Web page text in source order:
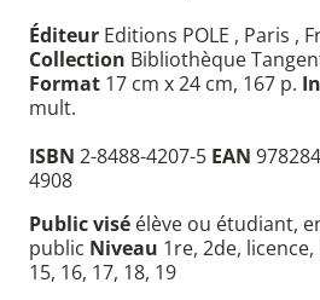
Éditeur Editions POLE , Paris ,
Collection Bibliothèque
Format 17 cm x 24 cm, 167 p.
mult.
ISBN 2-8488-4207-5 EAN
4908
Public visé élève ou étudiant,
public Niveau 1re, 2de,
15, 16, 17, 18, 19